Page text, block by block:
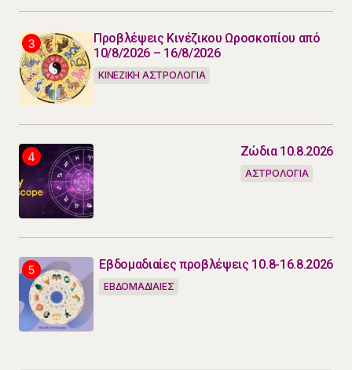
Προβλέψεις Κινέζικου Ωροσκοπίου από
10/8/2026 – 16/8/2026
ΚΙΝΕΖΙΚΗ ΑΣΤΡΟΛΟΓΙΑ
Ζώδια 10.8.2026
ΑΣΤΡΟΛΟΓΙΑ
Εβδομαδιαίες προβλέψεις 10.8-16.8.2026
ΕΒΔΟΜΑΔΙΑΙΕΣ